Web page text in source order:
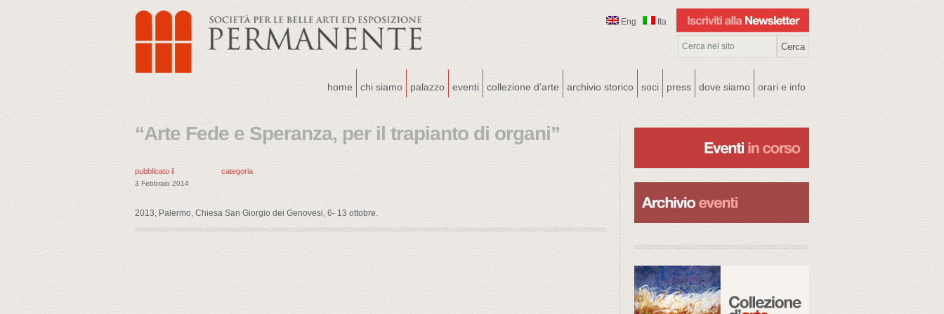
Eng Ita
home chi siamo palazzo eventi collezione d’arte archivio storico soci press dove siamo orari e info
“Arte Fede e Speranza, per il trapianto di organi”
pubblicato il
3 Febbraio 2014
categoria
2013, Palermo, Chiesa San Giorgio dei Genovesi, 6- 13 ottobre.